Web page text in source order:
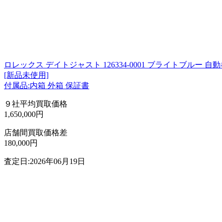
ロレックス デイトジャスト 126334-0001 ブライトブルー 自
[新品未使用]
付属品:内箱 外箱 保証書
９社平均買取価格
1,650,000円
店舗間買取価格差
180,000円
査定日:2026年06月19日